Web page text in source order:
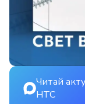
Читай
НТС